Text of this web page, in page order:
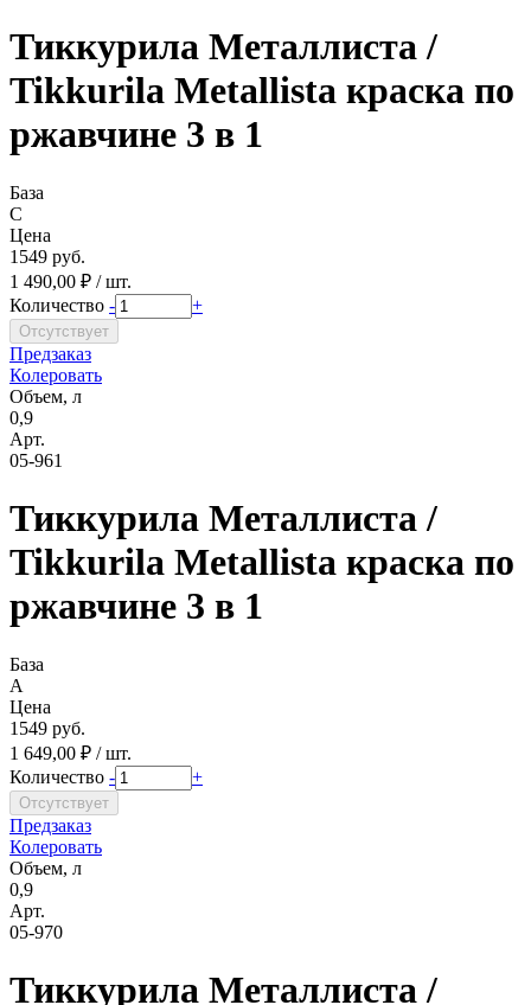
Тиккурила Металлиста /
Tikkurila Metallista краска по
ржавчине 3 в 1
База
C
Цена
1549 руб.
1 490,00 ₽ / шт.
Количество - +
Предзаказ
Колеровать
Объем, л
0,9
Арт.
05-961
Тиккурила Металлиста /
Tikkurila Metallista краска по
ржавчине 3 в 1
База
A
Цена
1549 руб.
1 649,00 ₽ / шт.
Количество - +
Предзаказ
Колеровать
Объем, л
0,9
Арт.
05-970
Тиккурила Металлиста /